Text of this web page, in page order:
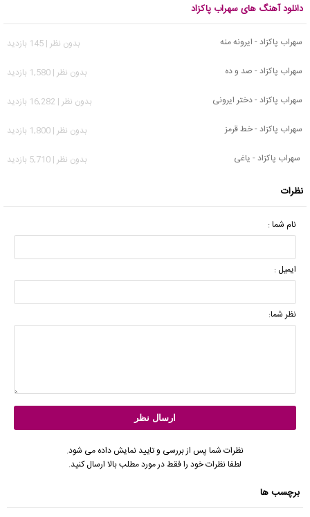
دانلود آهنگ های سهراب پاکزاد
سهراب پاکزاد - ایرونه منه
بدون نظر | 145 بازدید
سهراب پاکزاد - صد و ده
بدون نظر | 1,580 بازدید
سهراب پاکزاد - دختر ایرونی
بدون نظر | 16,282 بازدید
سهراب پاکزاد - خط قرمز
بدون نظر | 1,800 بازدید
سهراب پاکزاد - یاغی
بدون نظر | 5,710 بازدید
نظرات
نام شما :
ایمیل :
نظر شما:
نظرات شما پس از بررسی و تایید نمایش داده می شود.
لطفا نظرات خود را فقط در مورد مطلب بالا ارسال کنید.
برچسب ها